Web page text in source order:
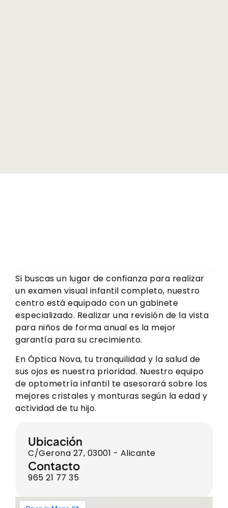
Si buscas un lugar de confianza para realizar
un examen visual infantil completo, nuestro
centro está equipado con un gabinete
especializado. Realizar una revisión de la vista
para niños de forma anual es la mejor
garantía para su crecimiento.
En Óptica Nova, tu tranquilidad y la salud de
sus ojos es nuestra prioridad. Nuestro equipo
de optometría infantil te asesorará sobre los
mejores cristales y monturas según la edad y
actividad de tu hijo.
Ubicación
C/Gerona 27, 03001 - Alicante
Contacto
965 21 77 35